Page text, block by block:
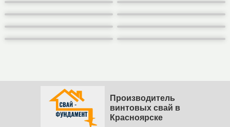
Производитель
винтовых свай в
Красноярске